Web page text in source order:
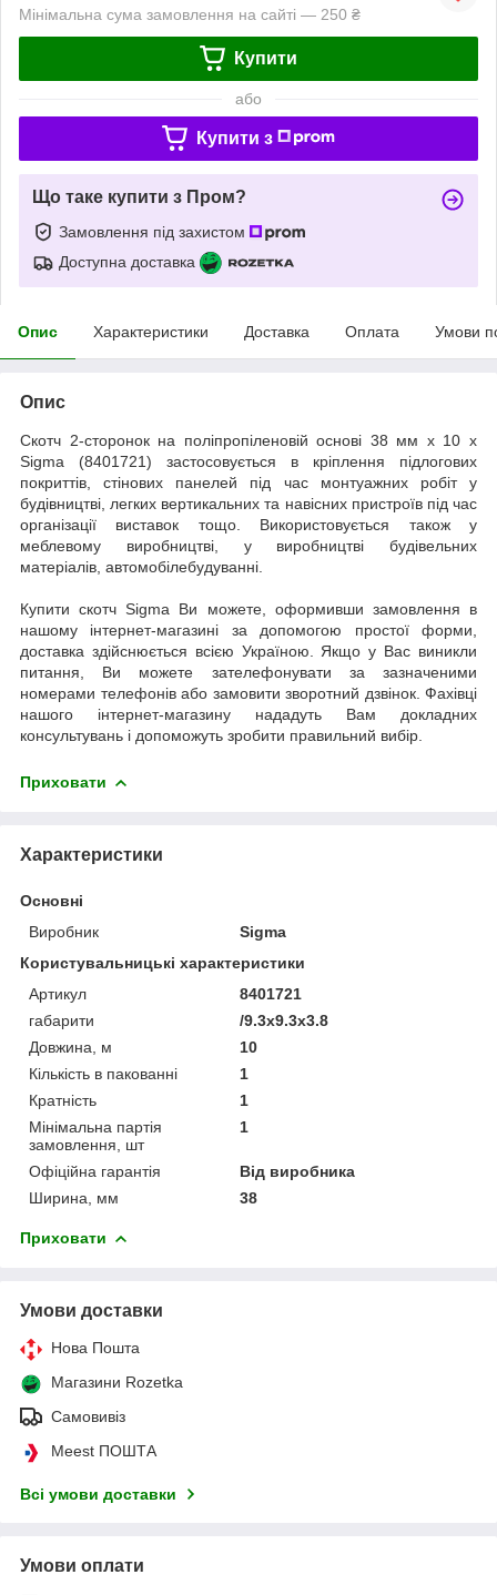
Мінімальна сума замовлення на сайті — 250 ₴
Купити
або
Купити з
Що таке купити з Пром?
Замовлення під захистом
Доступна доставка
Опис Характеристики Доставка Оплата Умови
Опис
Скотч 2-сторонок на поліпропіленовій основі 38 мм х 10 х
Sigma (8401721) застосовується в кріплення підлогових
покриттів, стінових панелей під час монтуажних робіт у
будівництві, легких вертикальних та навісних пристроїв під час
організації виставок тощо. Використовується також у
меблевому виробництві, у виробництві будівельних
матеріалів, автомобілебудуванні.
Купити скотч Sigma Ви можете, оформивши замовлення в
нашому інтернет-магазині за допомогою простої форми,
доставка здійснюється всією Україною. Якщо у Вас виникли
питання, Ви можете зателефонувати за зазначеними
номерами телефонів або замовити зворотний дзвінок. Фахівці
нашого інтернет-магазину нададуть Вам докладних
консультувань і допоможуть зробити правильний вибір.
Приховати
Характеристики
Основні
Виробник
Sigma
Користувальницькі характеристики
Артикул
8401721
габарити
/9.3x9.3x3.8
Довжина, м
10
Кількість в пакованні
1
Кратність
1
Мінімальна партія
замовлення, шт
1
Офіційна гарантія
Від виробника
Ширина, мм
38
Приховати
Умови доставки
Нова Пошта
Магазини Rozetka
Самовивіз
Meest ПОШТА
Всі умови доставки
Умови оплати